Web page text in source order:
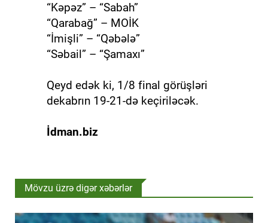
“Kəpəz” – “Sabah”
“Qarabağ” – MOİK
“İmişli” – “Qəbələ”
“Səbail” – “Şamaxı”
Qeyd edək ki, 1/8 final görüşləri
dekabrın 19-21-də keçiriləcək.
İdman.biz
Mövzu üzrə digər xəbərlər